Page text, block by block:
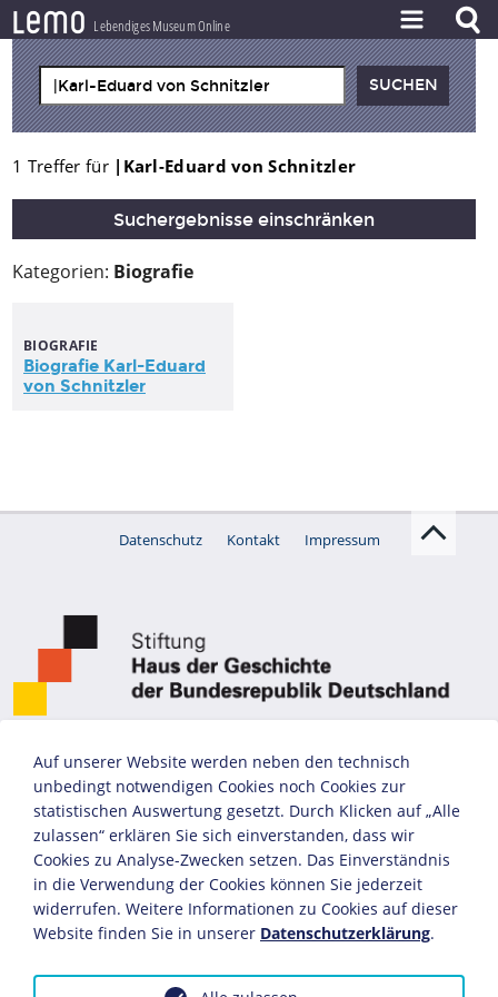
lemo Lebendiges Museum Online
ZEITSTRAHL
THEMEN
ZEITZEUGEN
BESTAND
1 Treffer für |Karl-Eduard von Schnitzler
Suchergebnisse einschränken
Kategorien: Biografie
BIOGRAFIE
Biografie Karl-Eduard
von Schnitzler
Datenschutz Kontakt Impressum
Auf unserer Website werden neben den technisch
unbedingt notwendigen Cookies noch Cookies zur
statistischen Auswertung gesetzt. Durch Klicken auf „Alle
zulassen“ erklären Sie sich einverstanden, dass wir
Cookies zu Analyse-Zwecken setzen. Das Einverständnis
in die Verwendung der Cookies können Sie jederzeit
widerrufen. Weitere Informationen zu Cookies auf dieser
Website finden Sie in unserer Datenschutzerklärung.